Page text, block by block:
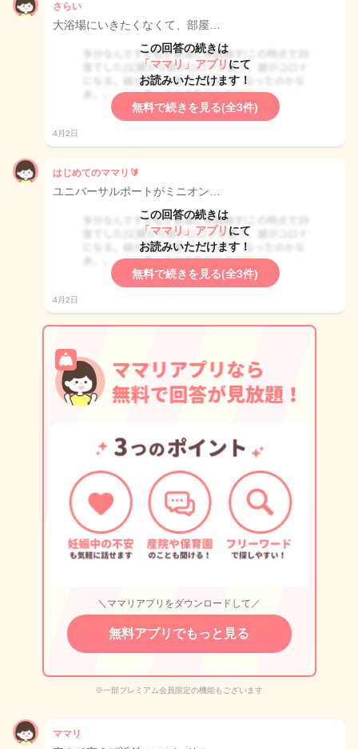
さらい
大浴場にいきたくなくて、部屋…
この回答の続きは
「ママリ」アプリ にて
お読みいただけます！
無料で続きを見る(全3件)
4月2日
はじめてのママリ🔰
ユニバーサルポートがミニオン…
この回答の続きは
「ママリ」アプリ にて
お読みいただけます！
無料で続きを見る(全3件)
4月2日
＼ママリアプリをダウンロードして／
無料アプリでもっと見る
※一部プレミアム会員限定の機能もございます
ママリ